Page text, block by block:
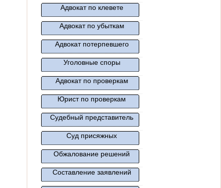
Адвокат по клевете
Адвокат по убыткам
Адвокат потерпевшего
Уголовные споры
Адвокат по проверкам
Юрист по проверкам
Судебный представитель
Суд присяжных
Обжалование решений
Составление заявлений